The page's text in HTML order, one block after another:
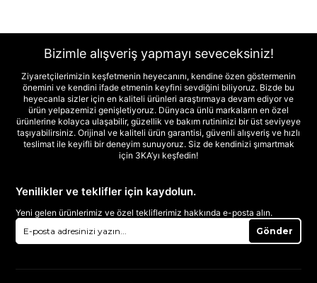
Bizimle alışveriş yapmayı seveceksiniz!
Ziyaretçilerimizin keşfetmenin heyecanını, kendine özen göstermenin
önemini ve kendini ifade etmenin keyfini sevdiğini biliyoruz. Bizde bu
heyecanla sizler için en kaliteli ürünleri araştırmaya devam ediyor ve
ürün yelpazemizi genişletiyoruz. Dünyaca ünlü markaların en özel
ürünlerine kolayca ulaşabilir, güzellik ve bakım rutininizi bir üst seviyeye
taşıyabilirsiniz. Orijinal ve kaliteli ürün garantisi, güvenli alışveriş ve hızlı
teslimat ile keyifli bir deneyim sunuyoruz. Siz de kendinizi şımartmak
için 3KA’yı keşfedin!
Yenilikler ve teklifler için kaydolun.
Yeni gelen ürünlerimiz ve özel tekliflerimiz hakkında e-posta alın.
Gönder